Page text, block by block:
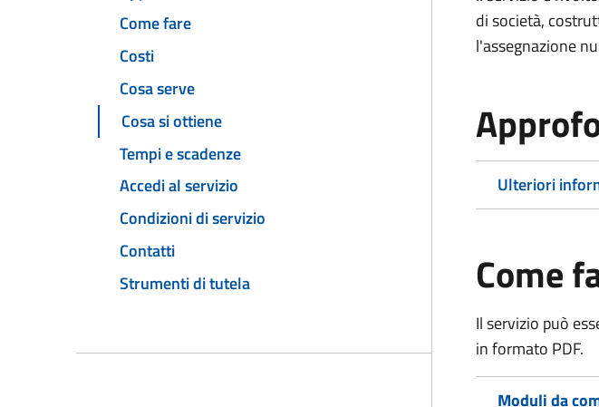
Come fare
Costi
Cosa serve
Cosa si ottiene
Tempi e scadenze
Accedi al servizio
Condizioni di servizio
Contatti
Strumenti di tutela
di società,
l'assegnazione
Ulteriori
Come
Il servizio può
in formato PDF.
Moduli da